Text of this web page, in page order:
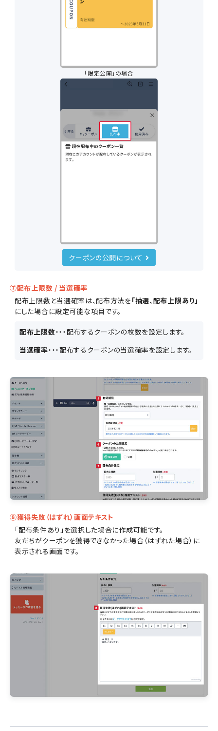
「限定公開」の場合
クーポンの公開について
⑦配布上限数 / 当選確率
配布上限数と当選確率は、配布方法を「抽選、配布上限あり」
にした場合に設定可能な項目です。
配布上限数・・・配布するクーポンの枚数を設定します。
当選確率・・・配布するクーポンの当選確率を設定します。
⑧獲得失敗（はずれ）画面テキスト
「配布条件あり」を選択した場合に作成可能です。
友だちがクーポンを獲得できなかった場合（はずれた場合）に
表示される画面です。